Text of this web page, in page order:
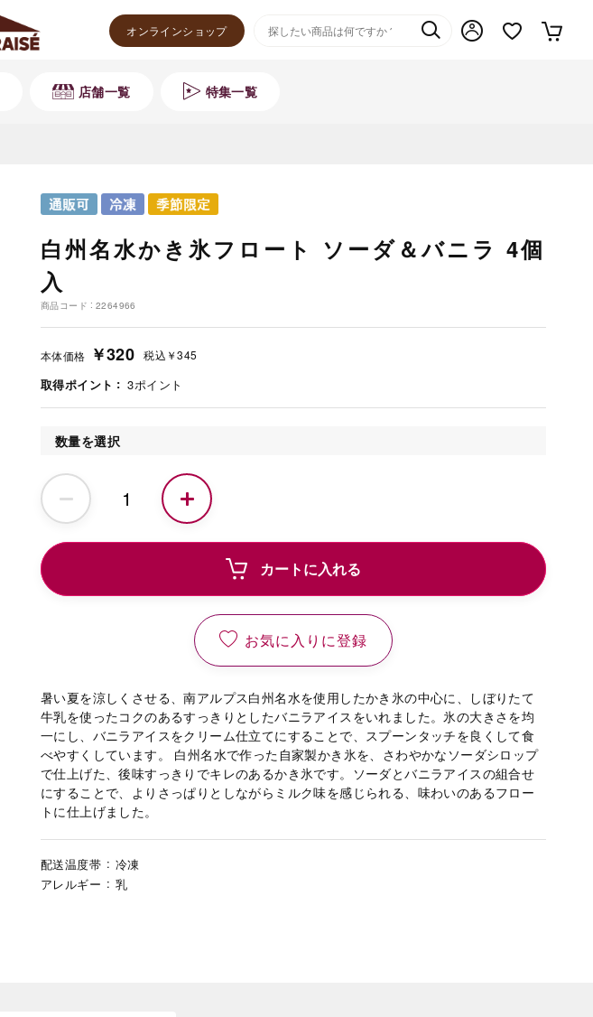
オンラインショップ
店舗一覧 特集一覧
白州名水かき氷フロート ソーダ＆バニラ 4個
入
商品コード 2264966
本体価格 ￥320 税込 ￥345
取得ポイント 3ポイント
数量を選択
カートに入れる
お気に入りに登録
暑い夏を涼しくさせる、南アルプス白州名水を使用したかき氷の中心に、しぼりたて
牛乳を使ったコクのあるすっきりとしたバニラアイスをいれました。氷の大きさを均
一にし、バニラアイスをクリーム仕立てにすることで、スプーンタッチを良くして食
べやすくしています。 白州名水で作った自家製かき氷を、さわやかなソーダシロップ
で仕上げた、後味すっきりでキレのあるかき氷です。ソーダとバニラアイスの組合せ
にすることで、よりさっぱりとしながらミルク味を感じられる、味わいのあるフロー
トに仕上げました。
配送温度帯
冷凍
アレルギー
乳